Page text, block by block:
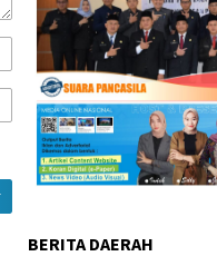
BERITA DAERAH